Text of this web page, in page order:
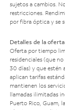
sujetos a cambios.
restricciones.
por fibra óptica y se
Detalles de la
Oferta por tiempo
residenciales (que
30 días) y que estén
aplican tarifas
mantienen los
llamadas ilimitadas
Puerto Rico, Guam,